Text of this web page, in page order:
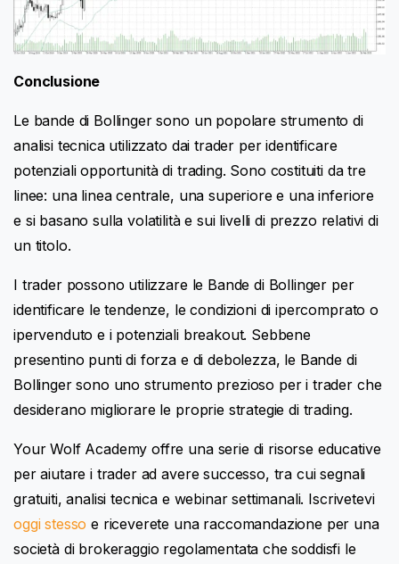
Conclusione
Le bande di Bollinger sono un popolare strumento di
analisi tecnica utilizzato dai trader per identificare
potenziali opportunità di trading. Sono costituiti da tre
linee: una linea centrale, una superiore e una inferiore
e si basano sulla volatilità e sui livelli di prezzo relativi di
un titolo.
I trader possono utilizzare le Bande di Bollinger per
identificare le tendenze, le condizioni di ipercomprato o
ipervenduto e i potenziali breakout. Sebbene
presentino punti di forza e di debolezza, le Bande di
Bollinger sono uno strumento prezioso per i trader che
desiderano migliorare le proprie strategie di trading.
Your Wolf Academy offre una serie di risorse educative
per aiutare i trader ad avere successo, tra cui segnali
gratuiti, analisi tecnica e webinar settimanali. Iscrivetevi
oggi stesso e riceverete una raccomandazione per una
società di brokeraggio regolamentata che soddisfi le